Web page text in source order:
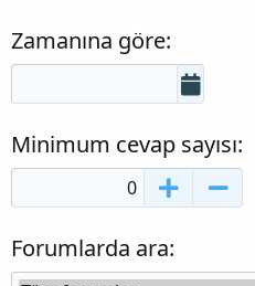
Zamanına göre
Minimum cevap sayısı
Forumlarda ara